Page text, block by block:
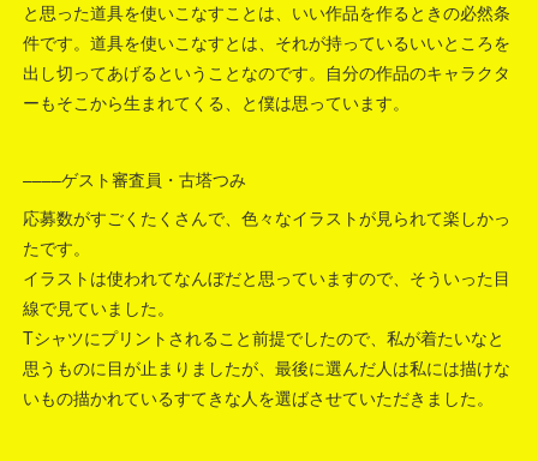
と思った道具を使いこなすことは、いい作品を作るときの必然条
件です。道具を使いこなすとは、それが持っているいいところを
出し切ってあげるということなのです。自分の作品のキャラクタ
ーもそこから生まれてくる、と僕は思っています。
––––ゲスト審査員・古塔つみ
応募数がすごくたくさんで、色々なイラストが見られて楽しかっ
たです。
イラストは使われてなんぼだと思っていますので、そういった目
線で見ていました。
Tシャツにプリントされること前提でしたので、私が着たいなと
思うものに目が止まりましたが、最後に選んだ人は私には描けな
いもの描かれているすてきな人を選ばさせていただきました。